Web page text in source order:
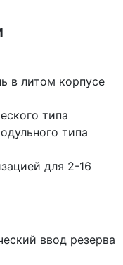
в литом корпусе
типа
типа
для 2-16
ввод резерва